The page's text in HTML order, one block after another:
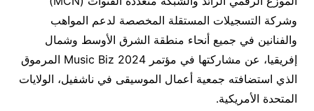
وشركة التسجيلات المستقلة المخصصة لدعم المواهب
والفنانين في جميع أنحاء منطقة الشرق الأوسط وشمال
إفريقيا، عن مشاركتها في مؤتمر Music Biz 2024 المرموق
الذي استضافته جمعية أعمال الموسيقى في ناشفيل، الولايات
المتحدة الأمريكية.